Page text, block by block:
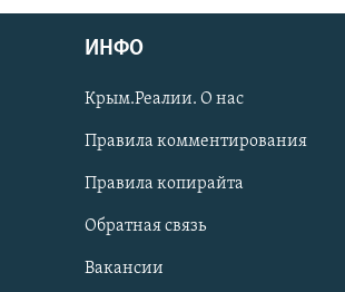
ИНФО
Крым.Реалии. О нас
Правила комментирования
Правила копирайта
Обратная связь
Вакансии